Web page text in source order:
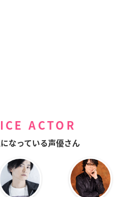
ACTOR
なっている声優さん